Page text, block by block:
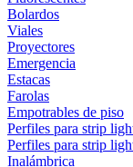
Bolardos
Viales
Proyectores
Emergencia
Estacas
Farolas
Empotrables de piso
Perfiles para strip
Perfiles para strip
Inalámbrica